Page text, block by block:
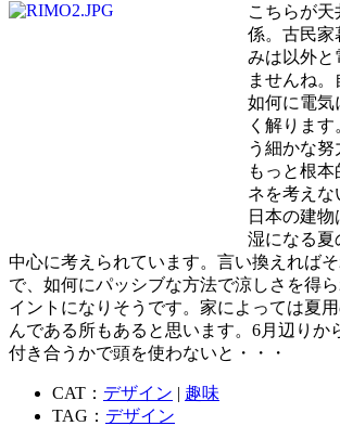
こちらが天
係。古民家
みは以外と
ませんね
如何に電気
く解りま
う細かな努
もっと根
ネを考えな
日本の建
湿になる夏
中心に考えられています。言い換えれば
で、如何にパッシブな方法で涼しさを得
イントになりそうです。家によっては夏
んである所もあると思います。6月辺りか
付き合うかで頭を使わないと・・・
CAT： デザイン | 趣味
TAG： デザイン